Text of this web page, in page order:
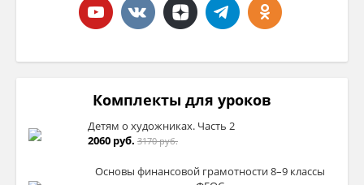
Комплекты для уроков
Детям о художниках. Часть 2
2060 руб. 3170 руб.
Основы финансовой грамотности 8–9 классы